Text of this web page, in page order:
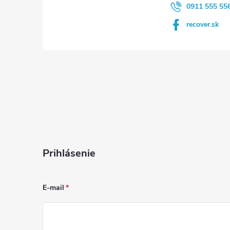
0911 555
recover.sk
Prihlásenie
E-mail